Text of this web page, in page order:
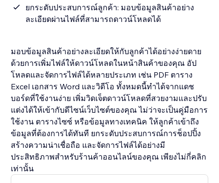
ยกระดับประสบการณ์ลูกค้า: มอบข้อมูลสินค้าอย่าง
ละเอียดผ่านไฟล์ที่สามารถดาวน์โหลดได้
มอบข้อมูลสินค้าอย่างละเอียดให้กับลูกค้าได้อย่างง่ายดาย
ด้วยการเพิ่มไฟล์ให้ดาวน์โหลดในหน้าสินค้าของคุณ อัป
โหลดและจัดการไฟล์ได้หลายประเภท เช่น PDF ตาราง
Excel เอกสาร Word และวิดีโอ ทั้งหมดนี้ทำได้จากแดช
บอร์ดที่ใช้งานง่าย เพิ่มวิดเจ็ตดาวน์โหลดที่สวยงามและปรับ
แต่งได้ให้เข้ากับดีไซน์เว็บไซต์ของคุณ ไม่ว่าจะเป็นคู่มือการ
ใช้งาน ตารางไซซ์ หรือข้อมูลทางเทคนิค ให้ลูกค้าเข้าถึง
ข้อมูลที่ต้องการได้ทันที ยกระดับประสบการณ์การช็อปปิ้ง
สร้างความน่าเชื่อถือ และจัดการไฟล์ได้อย่างมี
ประสิทธิภาพสำหรับร้านค้าออนไลน์ของคุณ เพียงไม่กี่คลิก
เท่านั้น